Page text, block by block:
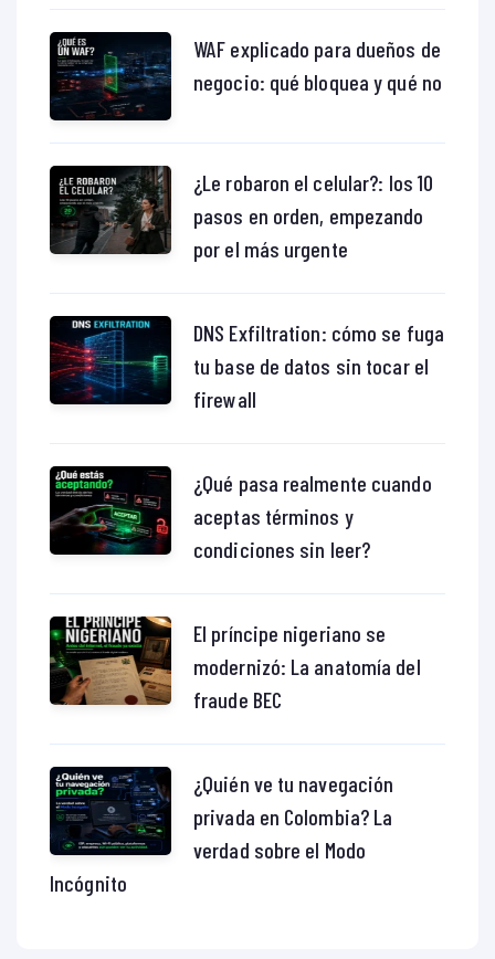
WAF explicado para dueños de
negocio: qué bloquea y qué no
¿Le robaron el celular?: los 10
pasos en orden, empezando
por el más urgente
DNS Exfiltration: cómo se fuga
tu base de datos sin tocar el
firewall
¿Qué pasa realmente cuando
aceptas términos y
condiciones sin leer?
El príncipe nigeriano se
modernizó: La anatomía del
fraude BEC
¿Quién ve tu navegación
privada en Colombia? La
verdad sobre el Modo
Incógnito